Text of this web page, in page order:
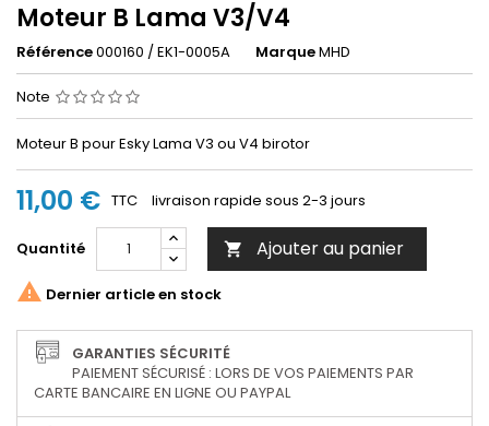
Moteur B Lama V3/V4
Référence000160 / EK1-0005A MarqueMHD
Note
Moteur B pour Esky Lama V3 ou V4 birotor
11,00 € TTC livraison rapide sous 2-3 jours
Quantité  Ajouter au panier
 Dernier article en stock
GARANTIES SÉCURITÉ
PAIEMENT SÉCURISÉ : LORS DE VOS PAIEMENTS PAR
CARTE BANCAIRE EN LIGNE OU PAYPAL